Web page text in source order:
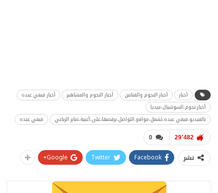
أخبار أخبار النجوم والفنانين أخبار النجوم والمشاهير
أخبار فيفي عبده
أخبار،نجوم،السوشيال،ميديا
بالفيديو،فيفي عبده،تشعل،مواقع،التواصل،برقصها،على،أغنية،صابر الرباعي
فيفي عبده
0 29٬482
نشر Facebook
Twitter
Google+